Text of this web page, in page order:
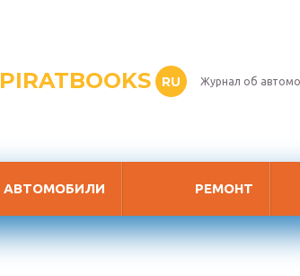
PIRATBOOKS RU Журнал об
АВТОМОБИЛИ РЕМОНТ